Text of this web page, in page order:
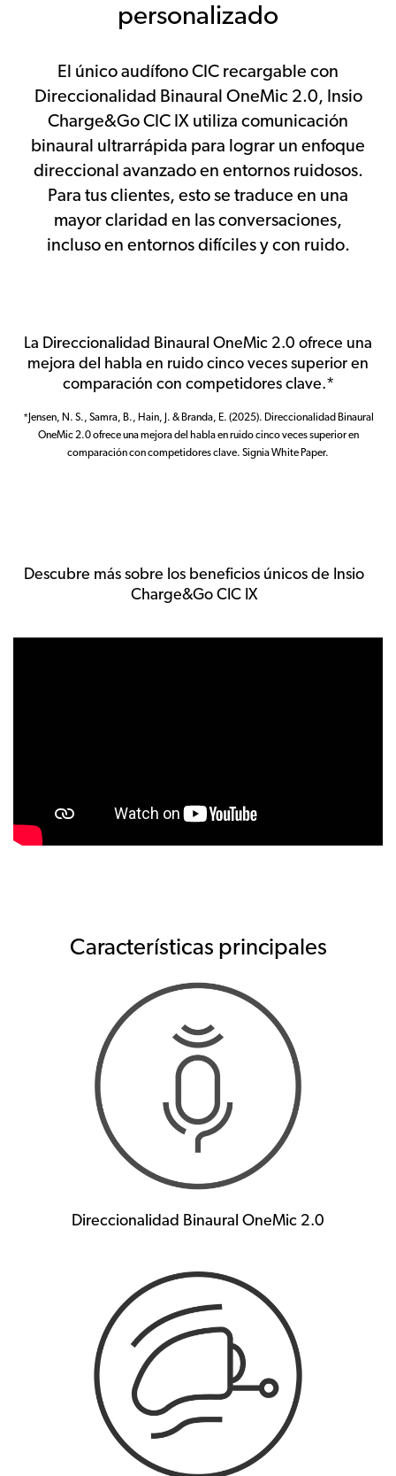
personalizado
El único audífono CIC recargable con
Direccionalidad Binaural OneMic 2.0, Insio
Charge&Go CIC IX utiliza comunicación
binaural ultrarrápida para lograr un enfoque
direccional avanzado en entornos ruidosos.
Para tus clientes, esto se traduce en una
mayor claridad en las conversaciones,
incluso en entornos difíciles y con ruido.
La Direccionalidad Binaural OneMic 2.0 ofrece una
mejora del habla en ruido cinco veces superior en
comparación con competidores clave.*
*Jensen, N. S., Samra, B., Hain, J. & Branda, E. (2025). Direccionalidad Binaural
OneMic 2.0ofrece una mejora del habla en ruido cinco veces superior en
comparación con competidores clave. Signia White Paper.
Descubre más sobre los beneficios únicos de Insio
Charge&Go CIC IX
Características principales
Direccionalidad Binaural OneMic 2.0